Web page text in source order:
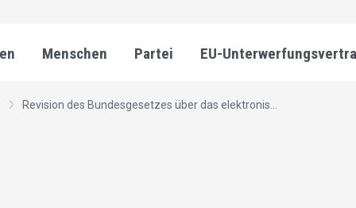
Menschen Partei EU-
Revision des Bundesgesetzes über das elektronis...